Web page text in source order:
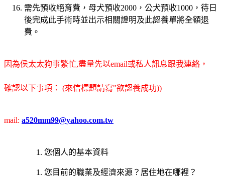
需先預收絕育費，母犬預收2000，公犬預收1000，待日
後完成此手術時並出示相關證明及此認養單將全額退
費。
因為侯太太狗事繁忙,盡量先以email或私人訊息跟我連絡，
確認以下事項： (來信標題請寫"欲認養成功))
mail: a520mm99@yahoo.com.tw
您個人的基本資料
您目前的職業及經濟來源？居住地在哪裡？